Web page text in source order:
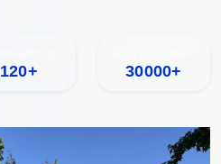
120+ 30000+